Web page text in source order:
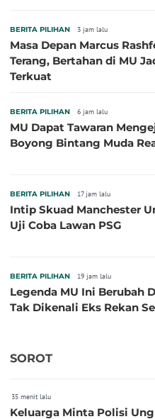
BERITA PILIHAN 3 jam lalu
Masa Depan Marcus
Terang, Bertahan di MU
Terkuat
BERITA PILIHAN 6 jam lalu
MU Dapat Tawaran
Boyong Bintang Muda
BERITA PILIHAN 17 jam lalu
Intip Skuad Manchester
Uji Coba Lawan PSG
BERITA PILIHAN 19 jam lalu
Legenda MU Ini Berubah
Tak Dikenali Eks Rekan
SOROT
35 menit lalu
Keluarga Minta Polisi